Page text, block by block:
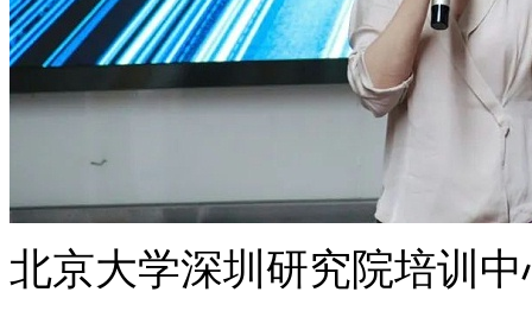
北京大学深圳研究院培训